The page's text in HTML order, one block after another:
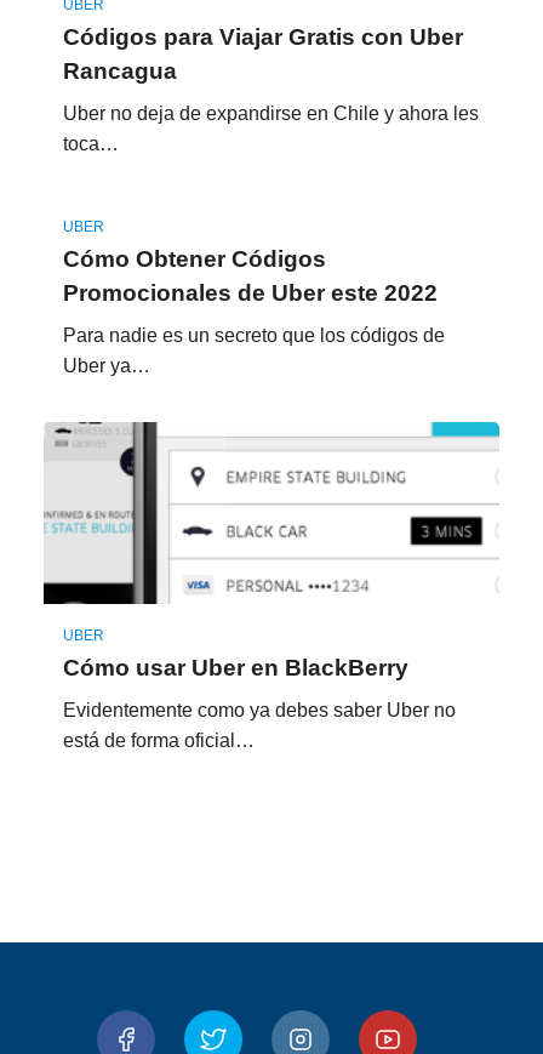
UBER
Códigos para Viajar Gratis con Uber
Rancagua
Uber no deja de expandirse en Chile y ahora les
toca…
UBER
Cómo Obtener Códigos
Promocionales de Uber este 2022
Para nadie es un secreto que los códigos de
Uber ya…
UBER
Cómo usar Uber en BlackBerry
Evidentemente como ya debes saber Uber no
está de forma oficial…